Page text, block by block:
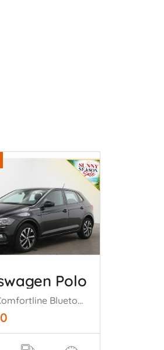
Polo
1.0 TSI Comfortline Bluetooth Airco Cruise PDC